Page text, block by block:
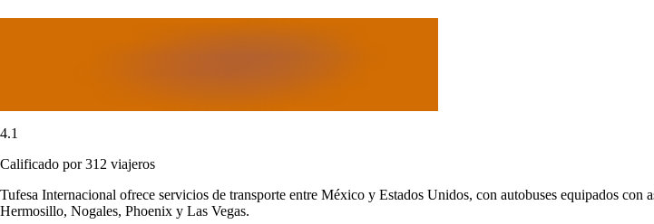
4.1
Calificado por 312 viajeros
Tufesa Internacional ofrece servicios de transporte entre México y Estados Unidos, con autobuses equipados
Hermosillo, Nogales, Phoenix y Las Vegas.